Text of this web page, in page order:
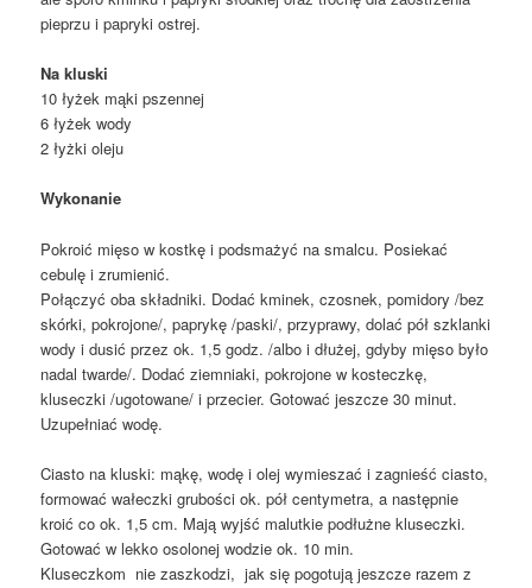
pieprzu i papryki ostrej.
Na kluski
10 łyżek mąki pszennej
6 łyżek wody
2 łyżki oleju
Wykonanie
Pokroić mięso w kostkę i podsmażyć na smalcu. Posiekać
cebulę i zrumienić.
Połączyć oba składniki. Dodać kminek, czosnek, pomidory /bez
skórki, pokrojone/, paprykę /paski/, przyprawy, dolać pół szklanki
wody i dusić przez ok. 1,5 godz. /albo i dłużej, gdyby mięso było
nadal twarde/. Dodać ziemniaki, pokrojone w kosteczkę,
kluseczki /ugotowane/ i przecier. Gotować jeszcze 30 minut.
Uzupełniać wodę.
Ciasto na kluski: mąkę, wodę i olej wymieszać i zagnieść ciasto,
formować wałeczki grubości ok. pół centymetra, a następnie
kroić co ok. 1,5 cm. Mają wyjść malutkie podłużne kluseczki.
Gotować w lekko osolonej wodzie ok. 10 min.
Kluseczkom nie zaszkodzi, jak się pogotują jeszcze razem z